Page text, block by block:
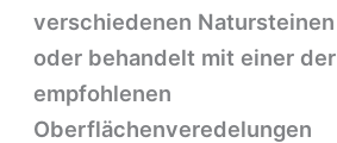
verschiedenen Natursteinen
oder behandelt mit einer der
empfohlenen
Oberflächenveredelungen